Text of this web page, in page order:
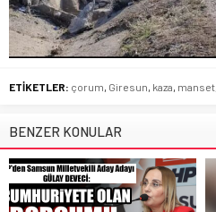
ETİKETLER: çorum Giresun kaza manset
BENZER KONULAR